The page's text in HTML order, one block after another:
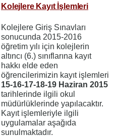
Kolejlere Kayıt İşlemleri
Kolejlere Giriş Sınavları
sonucunda 2015-2016
öğretim yılı için kolejlerin
altıncı (6.) sınıflarına kayıt
hakkı elde eden
öğrencilerimizin kayıt işlemleri
15-16-17-18-19 Haziran 2015
tarihlerinde ilgili okul
müdürlüklerinde yapılacaktır.
Kayıt işlemleriyle ilgili
uygulamalar aşağıda
sunulmaktadır.